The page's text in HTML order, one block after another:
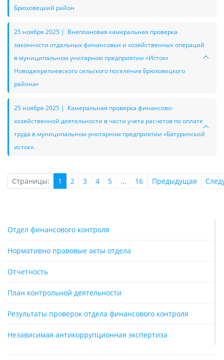
Отдел финансового контроля
Нормативно правовые акты отдела
Отчетность
План контрольной деятельности
Результаты проверок отдела финансового контроля
Независимая антикоррупционная экспертиза
Брюховецкий район
25 ноября 2025 | Внеплановая камеральная проверка
законности отдельных финансовых и хозяйственных операций
в муниципальном унитарном предприятии «Исток»
Новоджерелиевского сельского поселения Брюховецкого
района»
25 ноября 2025 | Камеральная проверка финансово-
хозяйственной деятельности в части учета расчетов по оплате
труда в муниципальном унитарном предприятии «Батуринский
исток».
Страницы: 1 2 3 4 5 ... 16 Предыдущая